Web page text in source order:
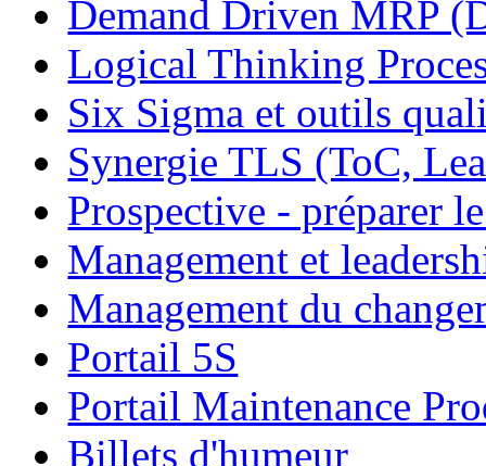
Demand Driven MRP
Logical Thinking
Six Sigma et outils
Synergie TLS (ToC,
Prospective - préparer
Management et
Management du
Portail 5S
Portail Maintenance
Billets d'humeur